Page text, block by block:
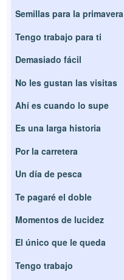
Semillas para la primavera
Tengo trabajo para ti
Demasiado fácil
No les gustan las visitas
Ahí es cuando lo supe
Es una larga historia
Por la carretera
Un día de pesca
Te pagaré el doble
Momentos de lucidez
El único que le queda
Tengo trabajo